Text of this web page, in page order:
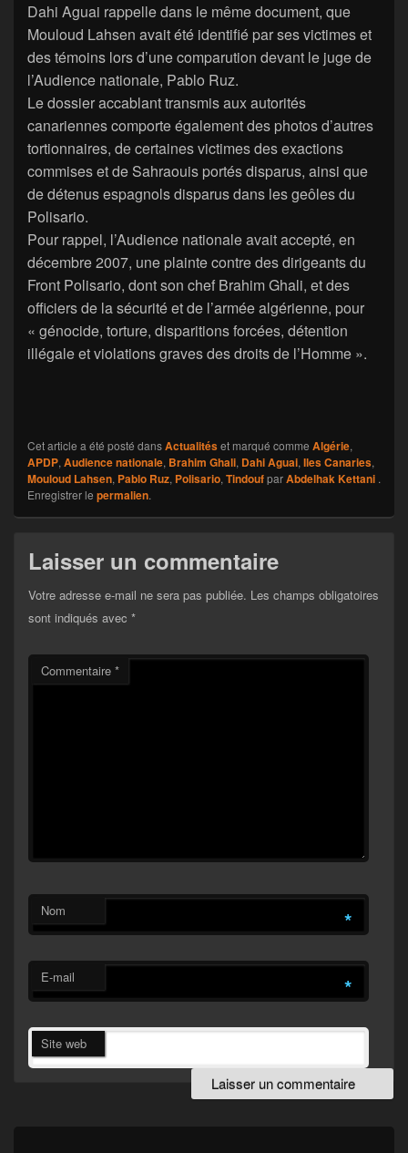
Dahi Aguai rappelle dans le même document, que
Mouloud Lahsen avait été identifié par ses victimes et
des témoins lors d’une comparution devant le juge de
l’Audience nationale, Pablo Ruz.
Le dossier accablant transmis aux autorités
canariennes comporte également des photos d’autres
tortionnaires, de certaines victimes des exactions
commises et de Sahraouis portés disparus, ainsi que
de détenus espagnols disparus dans les geôles du
Polisario.
Pour rappel, l’Audience nationale avait accepté, en
décembre 2007, une plainte contre des dirigeants du
Front Polisario, dont son chef Brahim Ghali, et des
officiers de la sécurité et de l’armée algérienne, pour
« génocide, torture, disparitions forcées, détention
illégale et violations graves des droits de l’Homme ».
Cet article a été posté dansActualitéset marqué comme Algérie,
APDP,Audience nationale, Brahim Ghali, Dahi Aguai,Iles Canaries,
Mouloud Lahsen, Pablo Ruz, Polisario,TindoufparAbdelhak Kettani .
Enregistrer le permalien.
Laisser un commentaire
Votre adresse e-mail ne sera pas publiée. Les champs obligatoires
sont indiqués avec *
Commentaire *
Nom *
E-mail *
Site web